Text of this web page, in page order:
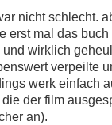
nicht schlecht.
erst mal das
wirklich
verpeilte
werk einfach
der film
an).